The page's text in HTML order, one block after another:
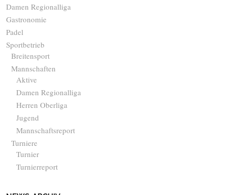
Damen Regionalliga
Gastronomie
Padel
Sportbetrieb
Breitensport
Mannschaften
Aktive
Damen Regionalliga
Herren Oberliga
Jugend
Mannschaftsreport
Turniere
Turnier
Turnierreport